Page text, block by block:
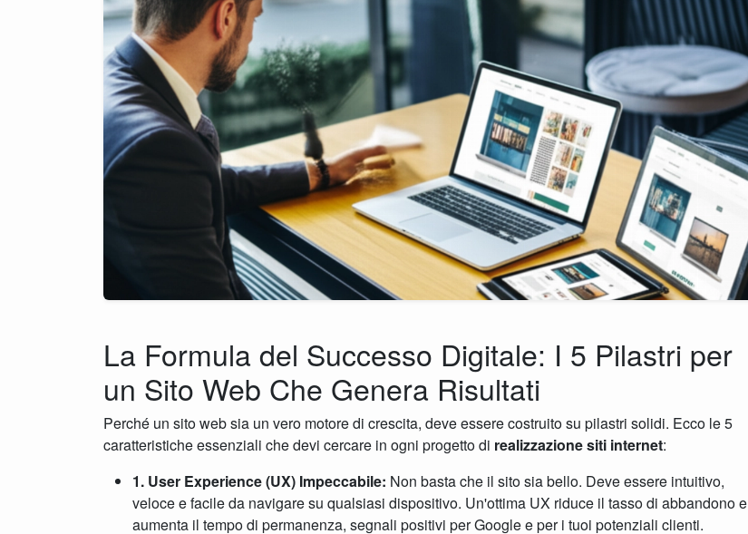
La Formula del Successo Digitale: I 5 Pilastri per
un Sito Web Che Genera Risultati
Perché un sito web sia un vero motore di crescita, deve essere costruito su pilastri solidi. Ecco le 5
caratteristiche essenziali che devi cercare in ogni progetto di realizzazione siti internet:
1. User Experience (UX) Impeccabile: Non basta che il sito sia bello. Deve essere intuitivo,
veloce e facile da navigare su qualsiasi dispositivo. Un'ottima UX riduce il tasso di abbandono e
aumenta il tempo di permanenza, segnali positivi per Google e per i tuoi potenziali clienti.